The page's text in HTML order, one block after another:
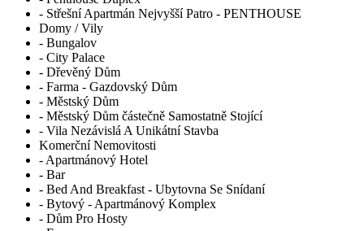
- Střešní Apartmán Nejvyšší Patro - PENTHOUSE
Domy / Vily
- Bungalov
- City Palace
- Dřevěný Dům
- Farma - Gazdovský Dům
- Městský Dům
- Městský Dům částečně Samostatně Stojící
- Vila Nezávislá A Unikátní Stavba
Komerční Nemovitosti
- Apartmánový Hotel
- Bar
- Bed And Breakfast - Ubytovna Se Snídaní
- Bytový - Apartmánový Komplex
- Dům Pro Hosty